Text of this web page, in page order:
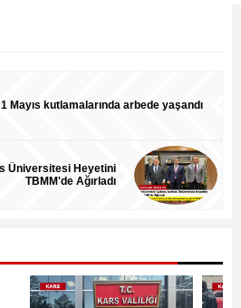
Mayıs kutlamalarında arbede yaşandı
Üniversitesi Heyetini
TBMM'de Ağırladı